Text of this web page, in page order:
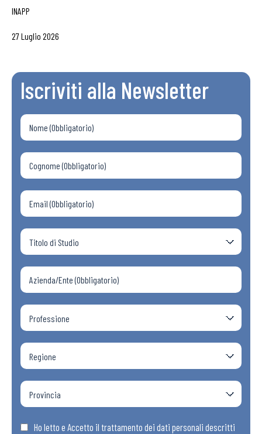
INAPP
27 Luglio 2026
Iscriviti alla Newsletter
Ho letto e Accetto il trattamento dei dati personali descritti